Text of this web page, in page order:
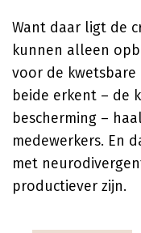
Want daar ligt de
kunnen alleen
voor de kwetsbare
beide erkent – de
bescherming –
medewerkers. En
met
productiever zijn.